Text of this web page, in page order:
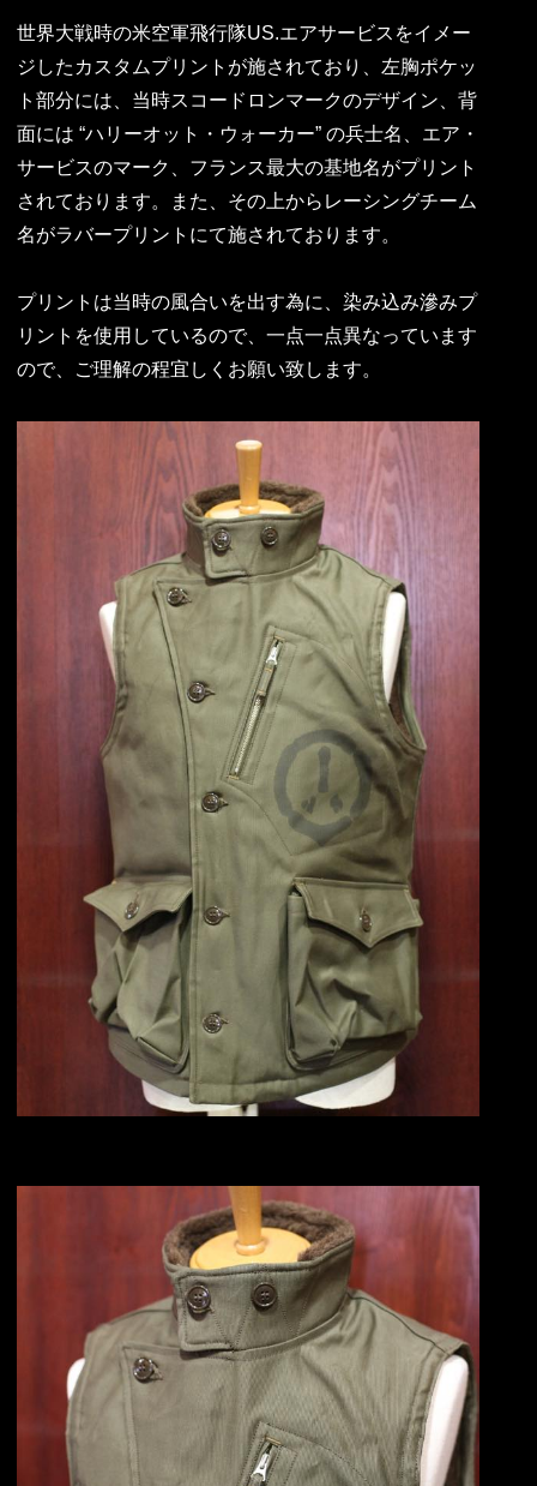
世界大戦時の米空軍飛行隊US.エアサービスをイメー
ジしたカスタムプリントが施されており、左胸ポケッ
ト部分には、当時スコードロンマークのデザイン、背
面には “ハリーオット・ウォーカー” の兵士名、エア・
サービスのマーク、フランス最大の基地名がプリント
されております。また、その上からレーシングチーム
名がラバープリントにて施されております。
プリントは当時の風合いを出す為に、染み込み滲みプ
リントを使用しているので、一点一点異なっています
ので、ご理解の程宜しくお願い致します。